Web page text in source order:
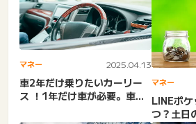
マネー 2025.04.13
車2年だけ乗りたいカーリー
ス ！1年だけ車が必要。車の
マネー
LINEポ
つ？土日